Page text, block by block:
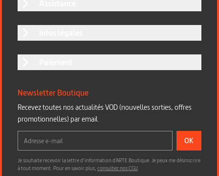
Newsletter Boutique
Recevez toutes nos actualités VOD (nouvelles sorties, offres
promotionnelles) par email
OK
Je souhaite recevoir la lettre d’information d'ARTE Boutique. Je peux me désinscrire
à tout moment. Pour en savoir plus,consultez nos CGU.